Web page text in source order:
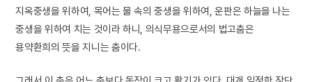
지옥중생을 위하여, 목어는 물 속의 중생을 위하여, 운판은 하늘을 나는
중생을 위하여 치는 것이라 하니, 의식무용으로서의 법고춤은
용약환희의 뜻을 지니는 춤이다.